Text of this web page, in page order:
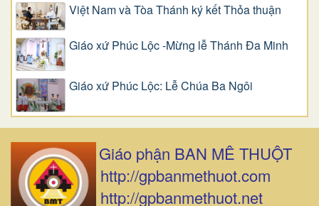
Việt Nam và Tòa Thánh ký kết Thỏa thuận
Giáo xứ Phúc Lộc -Mừng lễ Thánh Đa Minh
Giáo xứ Phúc Lộc: Lễ Chúa Ba Ngôi
Giáo phận BAN MÊ THUỘT
http://gpbanmethuot.com
http://gpbanmethuot.net